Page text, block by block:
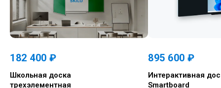
182 400 ₽
Школьная доска
трехэлементная
895 600 ₽
Интерактивная
Smartboard